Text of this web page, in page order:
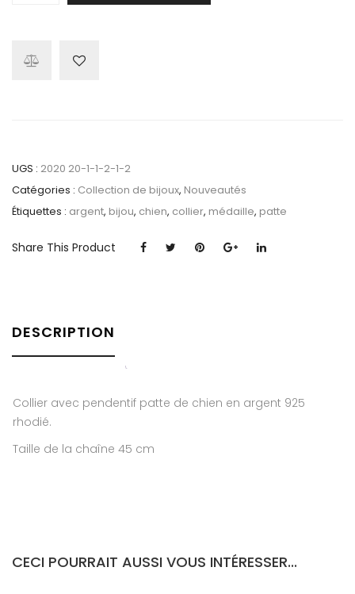
UGS : 2020 20-1-1-2-1-2
Catégories : Collection de bijoux, Nouveautés
Étiquettes : argent, bijou, chien, collier, médaille, patte
Share This Product
DESCRIPTION
Collier avec pendentif patte de chien en argent 925
rhodié.
Taille de la chaîne 45 cm
CECI POURRAIT AUSSI VOUS INTÉRESSER...